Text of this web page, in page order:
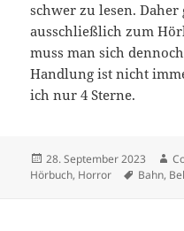
schwer zu lesen.
ausschließlich zum
muss man sich
Handlung ist nicht
ich nur 4 Sterne.
Veröffentlicht
am
28. September 2023
Hörbuch, Horror Bahn,